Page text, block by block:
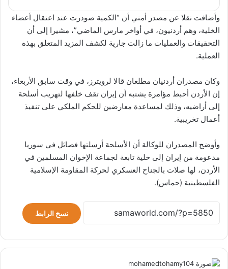
وأضافت نقلا عن مصدر أمني أن “الكمية صودرت عند اعتقال أعضاء
الخلية، وهم أردنيون، في أواخر مارس الماضي”، مشيرا إلى أن
التحقيقات والعمليات ما زالت جارية لكشف المزيد المتعلق بهذه
العملية.
وكان مصدران أردنيان مطلعان قالا لرويترز، في وقت سابق الأربعاء،
إن الأردن أحبط مؤامرة يشتبه أن إيران تقف خلفها لتهريب أسلحة
إلى أراضيه، وذلك لمساعدة معارضين للحكم الملكي على تنفيذ
أعمال تخريبية.
وأوضح المصدران للوكالة أن الأسلحة أرسلتها فصائل في سوريا
مدعومة من إيران إلى خلية تابعة لجماعة الإخوان المسلمين في
الأردن، لها صلات بالجناح العسكري لحركة المقاومة الإسلامية
الفلسطينية (حماس).
نسخ الرابط